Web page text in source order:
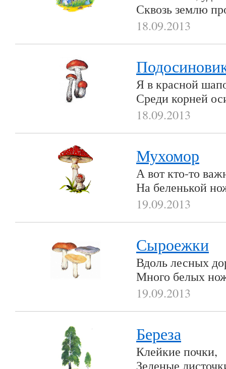
Сквозь землю
18.09.2013
Я в красной
Среди корней
18.09.2013
Мухомор
А вот кто-то
На беленькой
19.09.2013
Сыроежки
Вдоль лесных
Много белых
19.09.2013
Береза
Клейкие почки,
Зеленые